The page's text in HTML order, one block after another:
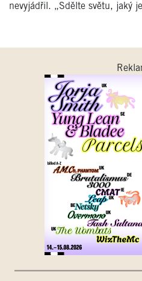
nevyjádřil. „Sdělte světu, jaký